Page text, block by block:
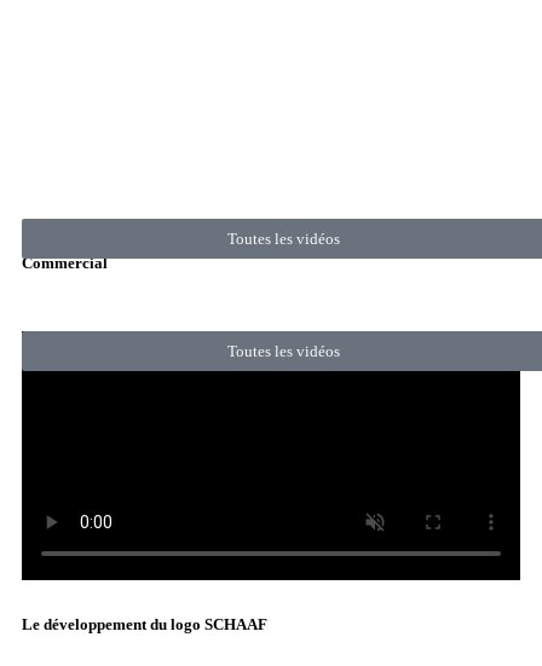
Commercial
Toutes les vidéos
Le développement du logo SCHAAF
Toutes les vidéos